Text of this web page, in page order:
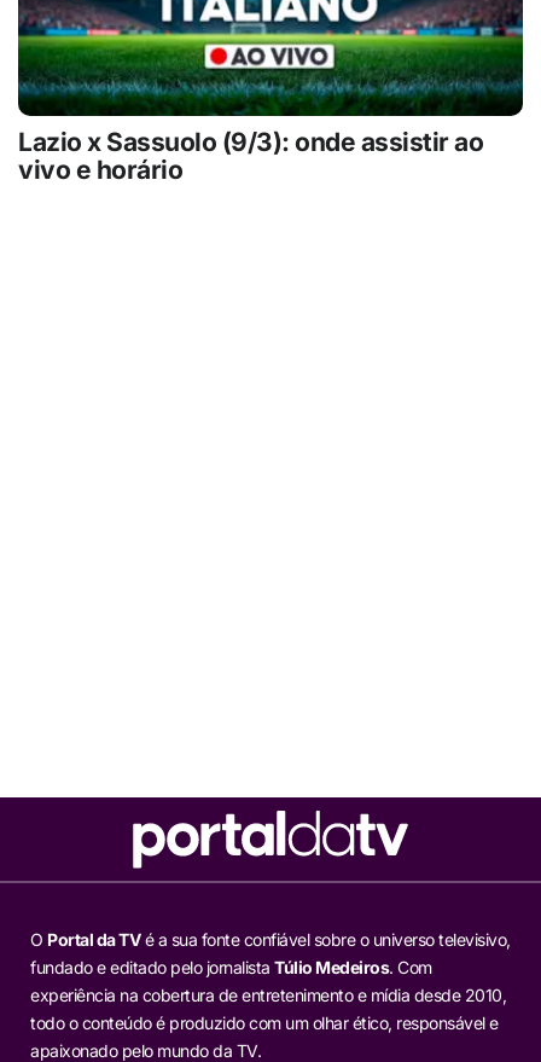
Lazio x Sassuolo (9/3): onde assistir ao
vivo e horário
O Portal da TVé a sua fonte confiável sobre o universo televisivo,
fundado e editado pelo jornalista Túlio Medeiros. Com
experiência na cobertura de entretenimento e mídia desde 2010,
todo o conteúdo é produzido com um olhar ético, responsável e
apaixonado pelo mundo da TV.